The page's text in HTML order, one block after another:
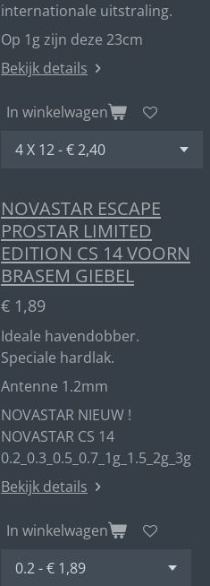
internationale uitstraling.
Op 1g zijn deze 23cm
Bekijk details
In winkelwagen
NOVASTAR ESCAPE
PROSTAR LIMITED
EDITION CS 14 VOORN
BRASEM GIEBEL
€ 1,89
Ideale havendobber.
Speciale hardlak.
Antenne 1.2mm
NOVASTAR NIEUW !
NOVASTAR CS 14
0.2_0.3_0.5_0.7_1g_1.5_2g_3g
Bekijk details
In winkelwagen